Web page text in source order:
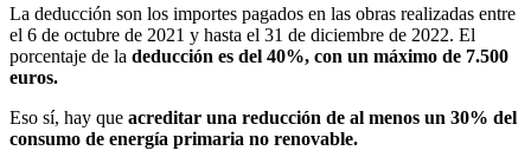
La deducción son los importes pagados en las obras realizadas entre
el 6 de octubre de 2021 y hasta el 31 de diciembre de 2022. El
porcentaje de la deducción es del 40%, con un máximo de 7.500
euros.
Eso sí, hay que acreditar una reducción de al menos un 30% del
consumo de energía primaria no renovable.